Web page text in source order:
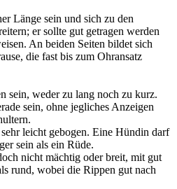
Länge sein und sich zu den
er sollte gut getragen werden
An beiden Seiten bildet sich
die fast bis zum Ohransatz
sein, weder zu lang noch zu kurz.
sein, ohne jegliches Anzeigen
leicht gebogen. Eine Hündin darf
sein als ein Rüde.
nicht mächtig oder breit, mit gut
rund, wobei die Rippen gut nach